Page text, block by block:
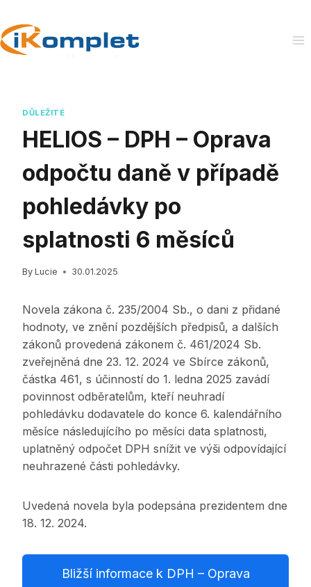
to
content
DŮLEŽITÉ
HELIOS – DPH – Oprava
odpočtu daně v případě
pohledávky po
splatnosti 6 měsíců
By Lucie 30.01.2025
Novela zákona č. 235/2004 Sb., o dani z přidané
hodnoty, ve znění pozdějších předpisů, a dalších
zákonů provedená zákonem č. 461/2024 Sb.
zveřejněná dne 23. 12. 2024 ve Sbírce zákonů,
částka 461, s účinností do 1. ledna 2025 zavádí
povinnost odběratelům, kteří neuhradí
pohledávku dodavatele do konce 6. kalendářního
měsíce následujícího po měsíci data splatnosti,
uplatněný odpočet DPH snížit ve výši odpovídající
neuhrazené části pohledávky.
Uvedená novela byla podepsána prezidentem dne
18. 12. 2024.
Bližší informace k DPH – Oprava